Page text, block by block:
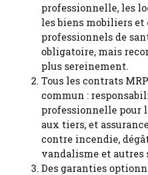
professionnelle, les
les biens mobiliers et
professionnels de
obligatoire, mais
plus sereinement.
Tous les contrats
commun :
professionnelle pour
aux tiers, et
contre incendie,
vandalisme et autres
Des garanties